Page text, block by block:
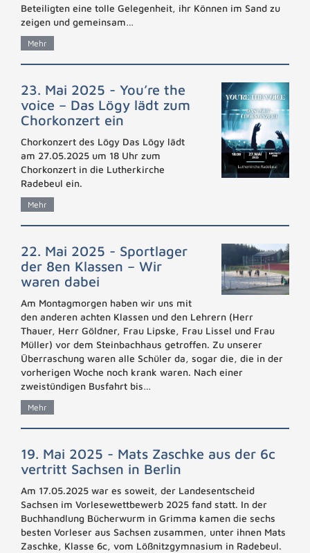
Beteiligten eine tolle Gelegenheit, ihr Können im Sand zu
zeigen und gemeinsam…
Mehr
23. Mai 2025 - You’re the
voice – Das Lögy lädt zum
Chorkonzert ein
Chorkonzert des Lögy Das Lögy lädt
am 27.05.2025 um 18 Uhr zum
Chorkonzert in die Lutherkirche
Radebeul ein.
Mehr
22. Mai 2025 - Sportlager
der 8en Klassen – Wir
waren dabei
Am Montagmorgen haben wir uns mit
den anderen achten Klassen und den Lehrern (Herr
Thauer, Herr Göldner, Frau Lipske, Frau Lissel und Frau
Müller) vor dem Steinbachhaus getroffen. Zu unserer
Überraschung waren alle Schüler da, sogar die, die in der
vorherigen Woche noch krank waren. Nach einer
zweistündigen Busfahrt bis…
Mehr
19. Mai 2025 - Mats Zaschke aus der 6c
vertritt Sachsen in Berlin
Am 17.05.2025 war es soweit, der Landesentscheid
Sachsen im Vorlesewettbewerb 2025 fand statt. In der
Buchhandlung Bücherwurm in Grimma kamen die sechs
besten Vorleser aus Sachsen zusammen, unter ihnen Mats
Zaschke, Klasse 6c, vom Lößnitzgymnasium in Radebeul.